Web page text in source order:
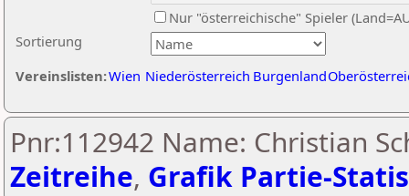
Sortierung
Nur "österreichische" Spieler
Vereinslisten:Wien Niederösterreich Burgenland
Pnr:112942 Name: Christian
Zeitreihe, Grafik Partie-